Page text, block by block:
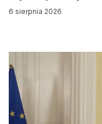
6 sierpnia 2026